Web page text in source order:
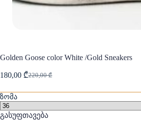
Golden Goose color White /Gold Sneakers
220,00₾
Original
180,00 ₾Current
ზომა
გასუფთავება